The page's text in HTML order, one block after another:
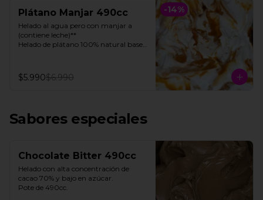
-14%
Plátano Manjar 490cc
Helado al agua pero con manjar a
(contiene leche)**
Helado de plátano 100% natural base
**FOTO REFERENCIAL**
$5.990$6.990
Sabores especiales
Chocolate Bitter 490cc
Helado con alta concentración de
cacao 70% y bajo en azúcar.
Pote de 490cc.